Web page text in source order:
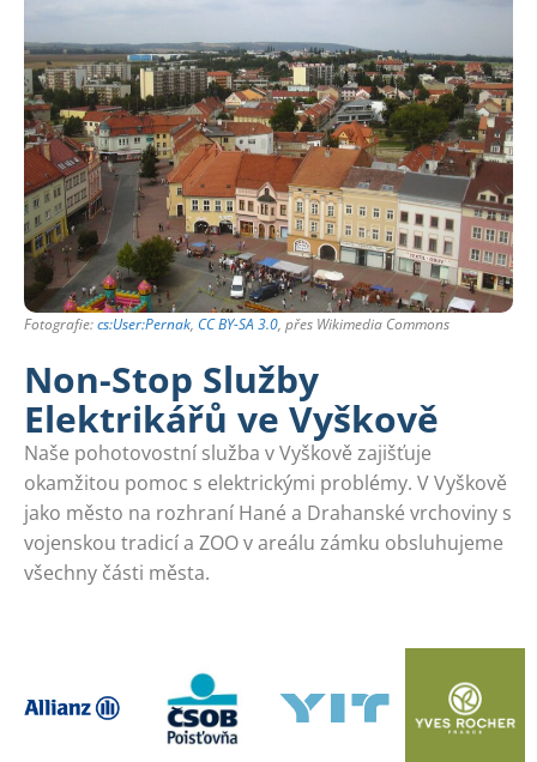
Fotografie:cs:User:Pernak, CC BY-SA 3.0, přes Wikimedia Commons
Non-Stop Služby
Elektrikářů ve Vyškově
Naše pohotovostní služba v Vyškově zajišťuje
okamžitou pomoc s elektrickými problémy. V Vyškově
jako město na rozhraní Hané a Drahanské vrchoviny s
vojenskou tradicí a ZOO v areálu zámku obsluhujeme
všechny části města.